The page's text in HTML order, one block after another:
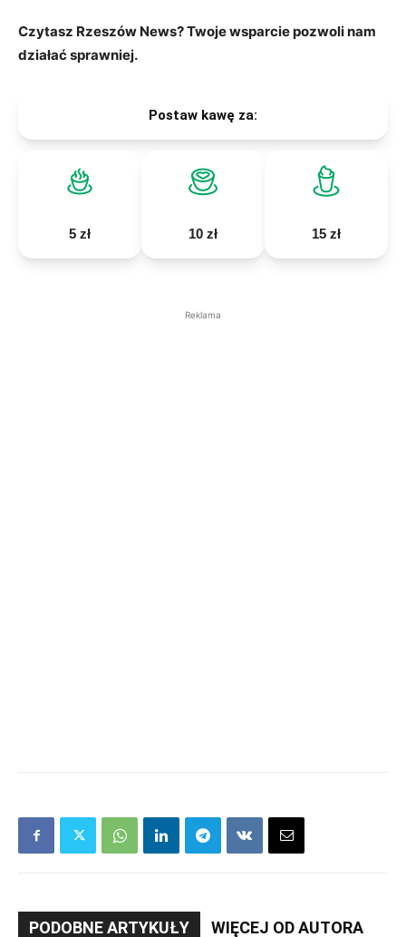
Czytasz Rzeszów News? Twoje wsparcie pozwoli nam
działać sprawniej.
Postaw kawę za:
5 zł 10 zł 15 zł
Reklama
PODOBNE ARTYKUŁY WIĘCEJ OD AUTORA